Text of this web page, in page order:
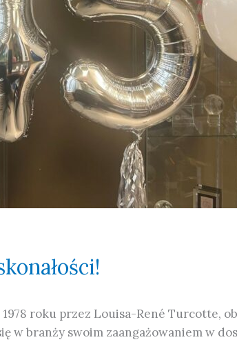
roku przez Louisa-René Turcotte,
branży swoim zaangażowaniem w